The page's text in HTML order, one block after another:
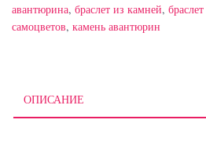
авантюрина, браслет из камней,
самоцветов, камень авантюрин
ОПИСАНИЕ